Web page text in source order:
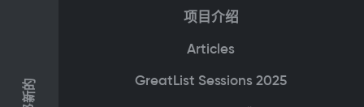
新的
项目介绍
Articles
GreatList Sessions 2025